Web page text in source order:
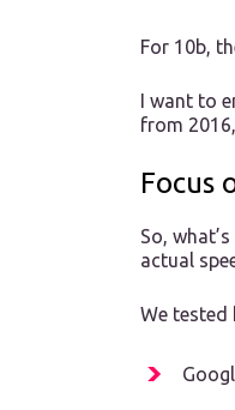
For 10b,
I want to
from
Focus
So,
actual
We tested